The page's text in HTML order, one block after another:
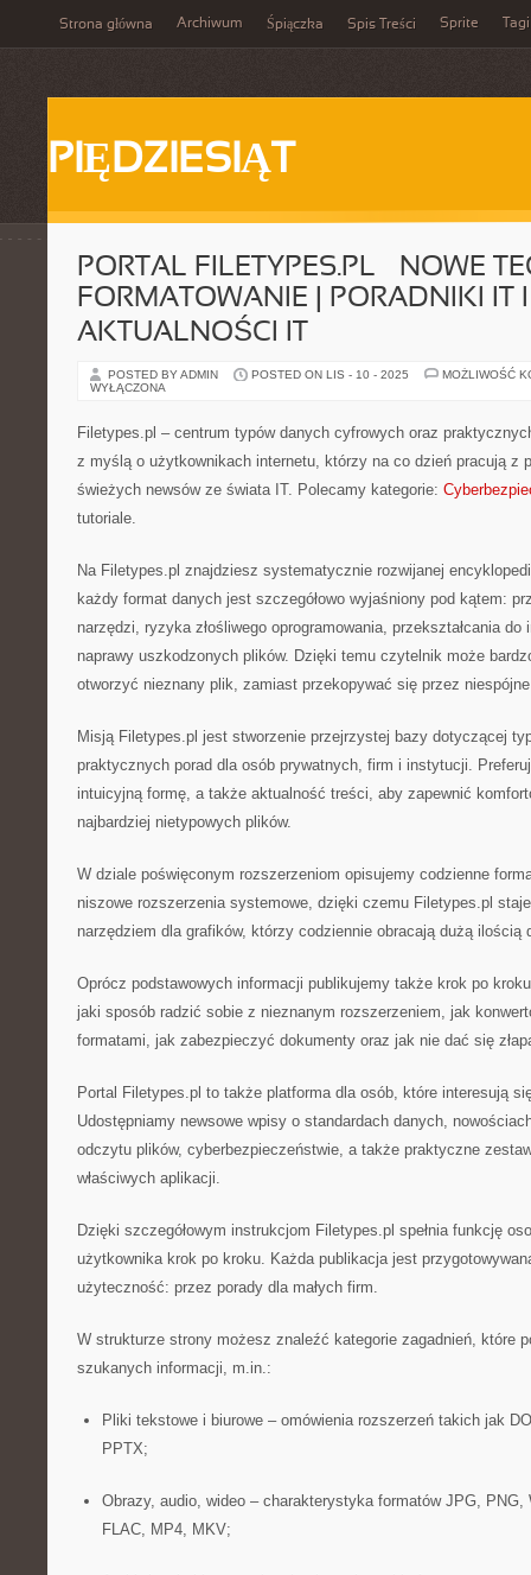
Strona główna Archiwum Śpiączka Spis Treści Sprite Tagi
PIĘDZIESIĄT
PORTAL FILETYPES.PL – NOWE
FORMATOWANIE | PORADNIKI IT I
AKTUALNOŚCI IT
POSTED BY ADMIN POSTED ON LIS - 10 - 2025
MOŻLIWOŚĆ
WYŁĄCZONA
Filetypes.pl – centrum typów danych cyfrowych oraz
z myślą o użytkownikach internetu, którzy na co dzień pracują z
świeżych newsów ze świata IT. Polecamy kategorie:
tutoriale.
Na Filetypes.pl znajdziesz systematycznie rozwijanej
każdy format danych jest szczegółowo wyjaśniony pod kątem:
narzędzi, ryzyka złośliwego oprogramowania, przekształcania do
naprawy uszkodzonych plików. Dzięki temu czytelnik może
otworzyć nieznany plik, zamiast przekopywać się przez
Misją Filetypes.pl jest stworzenie przejrzystej bazy dotyczącej
praktycznych porad dla osób prywatnych, firm i instytucji.
intuicyjną formę, a także aktualność treści, aby zapewnić
najbardziej nietypowych plików.
W dziale poświęconym rozszerzeniom opisujemy codzienne
niszowe rozszerzenia systemowe, dzięki czemu Filetypes.pl
narzędziem dla grafików, którzy codziennie obracają dużą ilością
Oprócz podstawowych informacji publikujemy także krok po
jaki sposób radzić sobie z nieznanym rozszerzeniem, jak
formatami, jak zabezpieczyć dokumenty oraz jak nie dać się
Portal Filetypes.pl to także platforma dla osób, które interesują
Udostępniamy newsowe wpisy o standardach danych,
odczytu plików, cyberbezpieczeństwie, a także praktyczne
właściwych aplikacji.
Dzięki szczegółowym instrukcjom Filetypes.pl spełnia funkcję
użytkownika krok po kroku. Każda publikacja jest
użyteczność: przez porady dla małych firm.
W strukturze strony możesz znaleźć kategorie zagadnień, które
szukanych informacji, m.in.:
Pliki tekstowe i biurowe – omówienia rozszerzeń takich jak
PPTX;
Obrazy, audio, wideo – charakterystyka formatów JPG, PNG,
FLAC, MP4, MKV;